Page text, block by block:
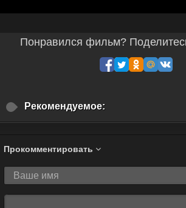
Понравился фильм?
Рекомендуемое:
Прокомментировать